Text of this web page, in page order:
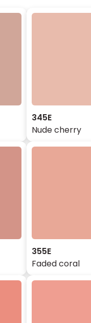
345E
Nude cherry
355E
Faded coral